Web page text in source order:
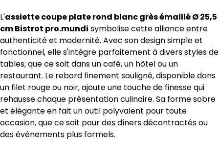
L'assiette coupe plate rond blanc grès émaillé Ø 25,5
cm Bistrot pro.mundi symbolise cette alliance entre
authenticité et modernité. Avec son design simple et
fonctionnel, elle s'intègre parfaitement à divers styles de
tables, que ce soit dans un café, un hôtel ou un
restaurant. Le rebord finement souligné, disponible dans
un filet rouge ou noir, ajoute une touche de finesse qui
rehausse chaque présentation culinaire. Sa forme sobre
et élégante en fait un outil polyvalent pour toute
occasion, que ce soit pour des dîners décontractés ou
des événements plus formels.